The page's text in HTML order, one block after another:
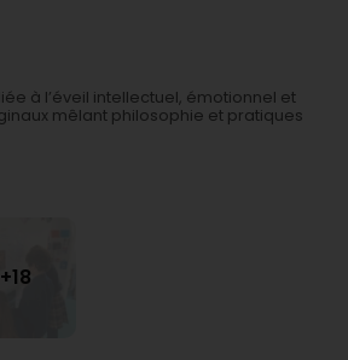
à l’éveil intellectuel, émotionnel et
mêlant philosophie et pratiques
+18